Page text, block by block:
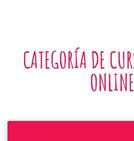
CATEGORÍA DE
ONLINE